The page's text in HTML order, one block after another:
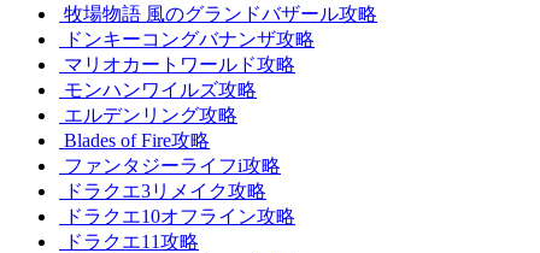
牧場物語 風のグランドバザール攻略
ドンキーコングバナンザ攻略
マリオカートワールド攻略
モンハンワイルズ攻略
エルデンリング攻略
Blades of Fire攻略
ファンタジーライフi攻略
ドラクエ3リメイク攻略
ドラクエ10オフライン攻略
ドラクエ11攻略